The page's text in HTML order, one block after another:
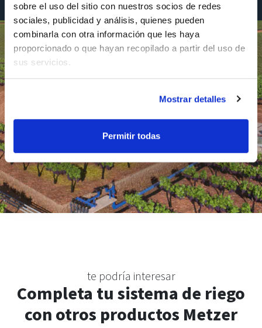
sobre el uso del sitio con nuestros socios de redes
sociales, publicidad y análisis, quienes pueden
combinarla con otra información que les haya
proporcionado o que hayan recopilado a partir del uso de
sus servicios.
Mostrar detalles
Permitir todas
te podría interesar
Completa tu sistema de riego
con otros productos Metzer